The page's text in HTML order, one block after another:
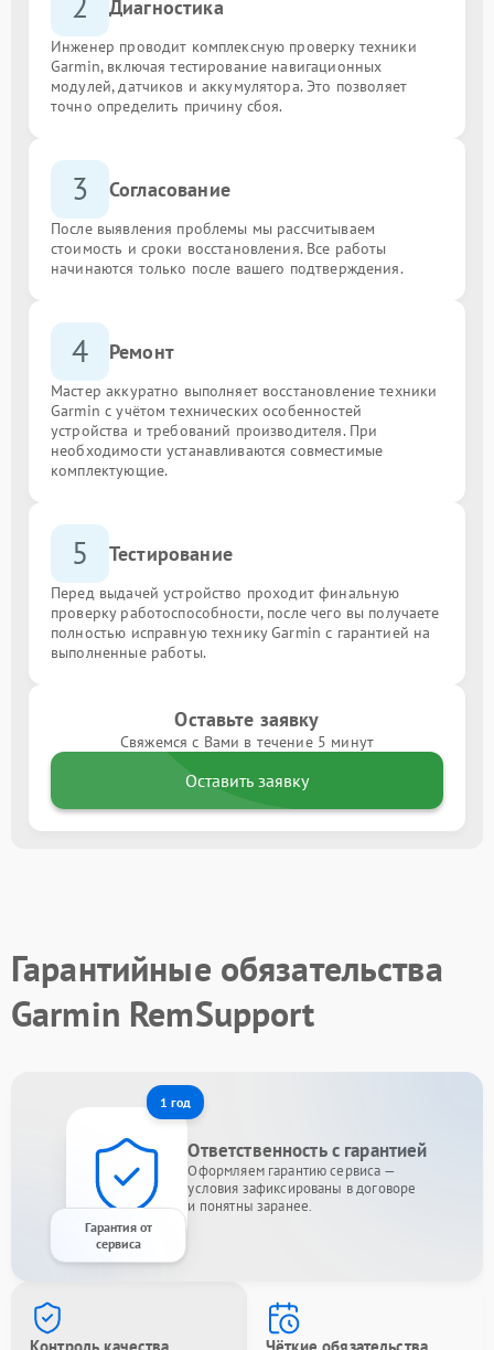
Диагностика
Инженер проводит комплексную проверку техники
Garmin, включая тестирование навигационных
модулей, датчиков и аккумулятора. Это позволяет
точно определить причину сбоя.
3 Согласование
После выявления проблемы мы рассчитываем
стоимость и сроки восстановления. Все работы
начинаются только после вашего подтверждения.
4 Ремонт
Мастер аккуратно выполняет восстановление техники
Garmin с учётом технических особенностей
устройства и требований производителя. При
необходимости устанавливаются совместимые
комплектующие.
5 Тестирование
Перед выдачей устройство проходит финальную
проверку работоспособности, после чего вы получаете
полностью исправную технику Garmin с гарантией на
выполненные работы.
Оставьте заявку
Свяжемся с Вами в течение 5 минут
Оставить заявку
Гарантийные обязательства
Garmin RemSupport
1 год
Гарантия от
сервиса
Ответственность с гарантией
Оформляем гарантию сервиса —
условия зафиксированы в договоре
и понятны заранее.
Контроль качества Чёткие обязательства